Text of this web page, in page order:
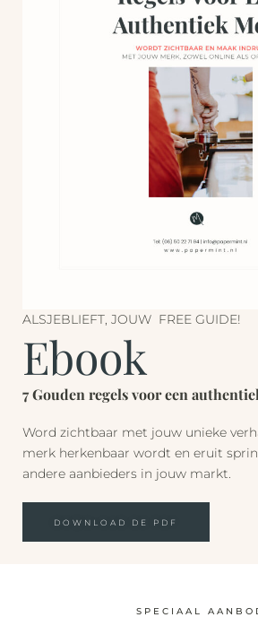
ALSJEBLIEFT, JOUW FREE GUIDE!
Ebook
7 Gouden regels voor een
Word zichtbaar met jouw unieke
merk herkenbaar wordt en eruit
andere aanbieders in jouw markt.
DOWNLOAD DE PDF
SPECIAAL